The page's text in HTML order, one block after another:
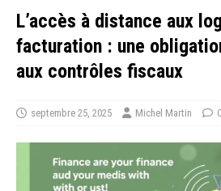
L’accès à distance aux
facturation : une
aux contrôles fiscaux
septembre 25, 2025 Michel Martin